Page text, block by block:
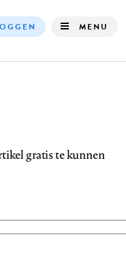
MENU
gratis te kunnen